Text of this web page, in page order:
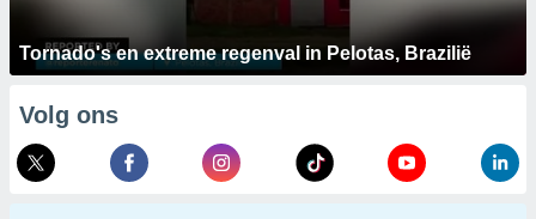
Tornado's en extreme regenval in Pelotas, Brazilië
Volg ons